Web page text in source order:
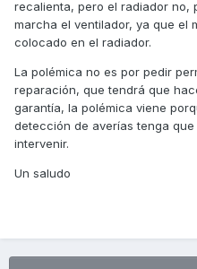
recalienta, pero el radiador no,
marcha el ventilador, ya que el
colocado en el radiador.
La polémica no es por pedir
reparación, que tendrá que
garantía, la polémica viene
detección de averías tenga
intervenir.
Un saludo